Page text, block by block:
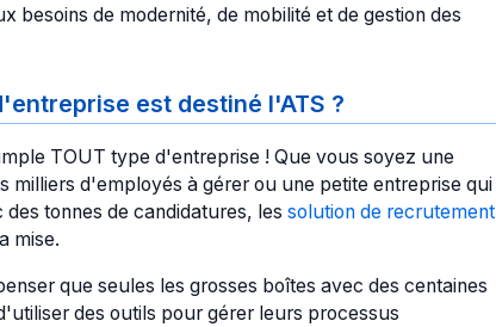
besoins de modernité, de mobilité et de gestion des
est destiné l'ATS ?
TOUT type d'entreprise ! Que vous soyez une
milliers d'employés à gérer ou une petite entreprise qui
tonnes de candidatures, les solution de recrutement
mise.
que seules les grosses boîtes avec des centaines
des outils pour gérer leurs processus